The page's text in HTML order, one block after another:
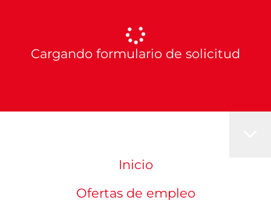
Cargando formulario de solicitud
Inicio
Ofertas de empleo